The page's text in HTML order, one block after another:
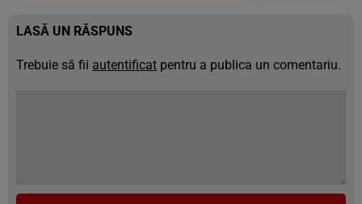
LASĂ UN RĂSPUNS
Trebuie să fii autentificat pentru a publica un comentariu.